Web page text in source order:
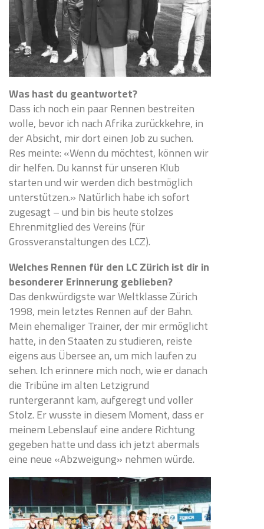
Was hast du geantwortet?
Dass ich noch ein paar Rennen bestreiten
wolle, bevor ich nach Afrika zurückkehre, in
der Absicht, mir dort einen Job zu suchen.
Res meinte: «Wenn du möchtest, können wir
dir helfen. Du kannst für unseren Klub
starten und wir werden dich bestmöglich
unterstützen.» Natürlich habe ich sofort
zugesagt – und bin bis heute stolzes
Ehrenmitglied des Vereins (für
Grossveranstaltungen des LCZ).
Welches Rennen für den LC Zürich ist dir in
besonderer Erinnerung geblieben?
Das denkwürdigste war Weltklasse Zürich
1998, mein letztes Rennen auf der Bahn.
Mein ehemaliger Trainer, der mir ermöglicht
hatte, in den Staaten zu studieren, reiste
eigens aus Übersee an, um mich laufen zu
sehen. Ich erinnere mich noch, wie er danach
die Tribüne im alten Letzigrund
runtergerannt kam, aufgeregt und voller
Stolz. Er wusste in diesem Moment, dass er
meinem Lebenslauf eine andere Richtung
gegeben hatte und dass ich jetzt abermals
eine neue «Abzweigung» nehmen würde.